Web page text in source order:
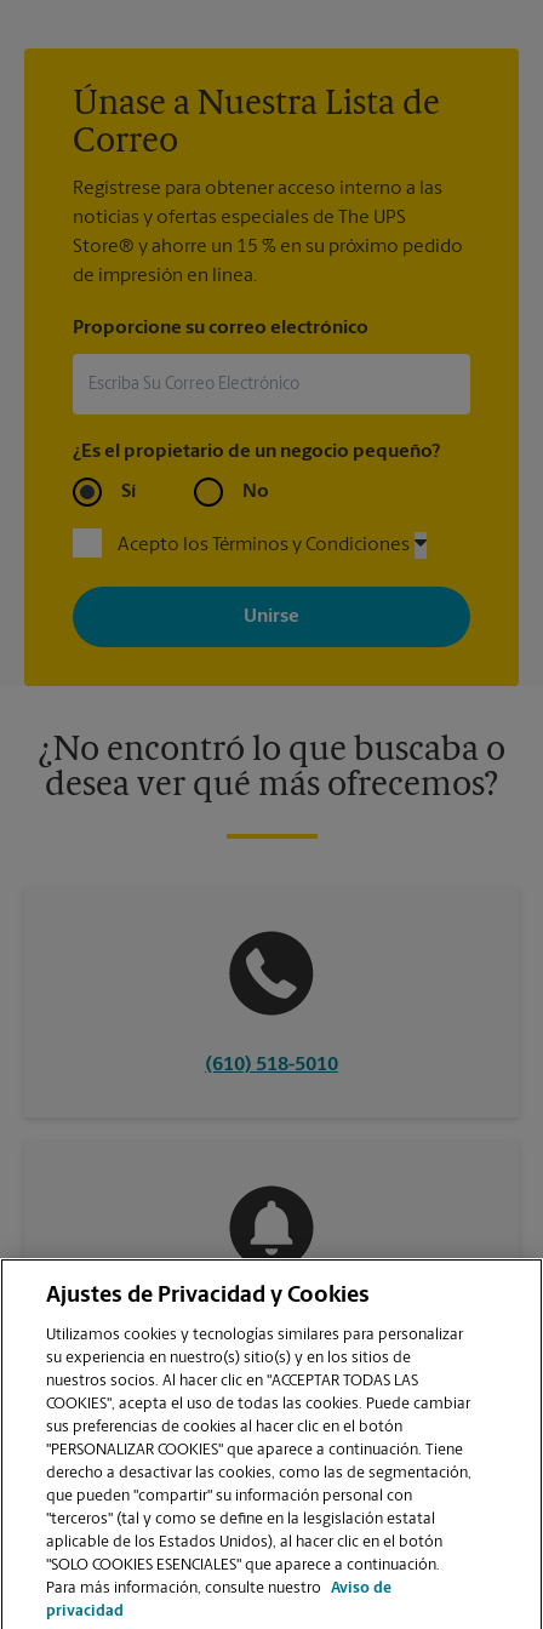
Únase a Nuestra Lista de
Correo
Regístrese para obtener acceso interno a las
noticias y ofertas especiales de The UPS
Store® y ahorre un 15 % en su próximo pedido
de impresión en línea.
Proporcione su correo electrónico
¿Es el propietario de un negocio pequeño?
Sí No
Acepto los Términos y Condiciones
Al registrarse, acepta recibir correos electrónicos de The UPS
Store con noticias, ofertas especiales, promociones y mensajes
adaptados a sus intereses. Puede darse de baja en cualquier
momento. Para más información, consulte nuestra política de
¿No encontró lo que buscaba o
desea ver qué más ofrecemos?
(610) 518-5010
VER LA PÁGINA DE LA TIENDA
Ajustes de Privacidad y Cookies
Utilizamos cookies y tecnologías similares para personalizar
su experiencia en nuestro(s) sitio(s) y en los sitios de
nuestros socios. Al hacer clic en "ACCEPTAR TODAS LAS
COOKIES", acepta el uso de todas las cookies. Puede cambiar
sus preferencias de cookies al hacer clic en el botón
"PERSONALIZAR COOKIES" que aparece a continuación. Tiene
derecho a desactivar las cookies, como las de segmentación,
que pueden "compartir" su información personal con
"terceros" (tal y como se define en la lesgislación estatal
aplicable de los Estados Unidos), al hacer clic en el botón
"SOLO COOKIES ESENCIALES" que aparece a continuación.
Para más información, consulte nuestro
Aviso de
privacidad